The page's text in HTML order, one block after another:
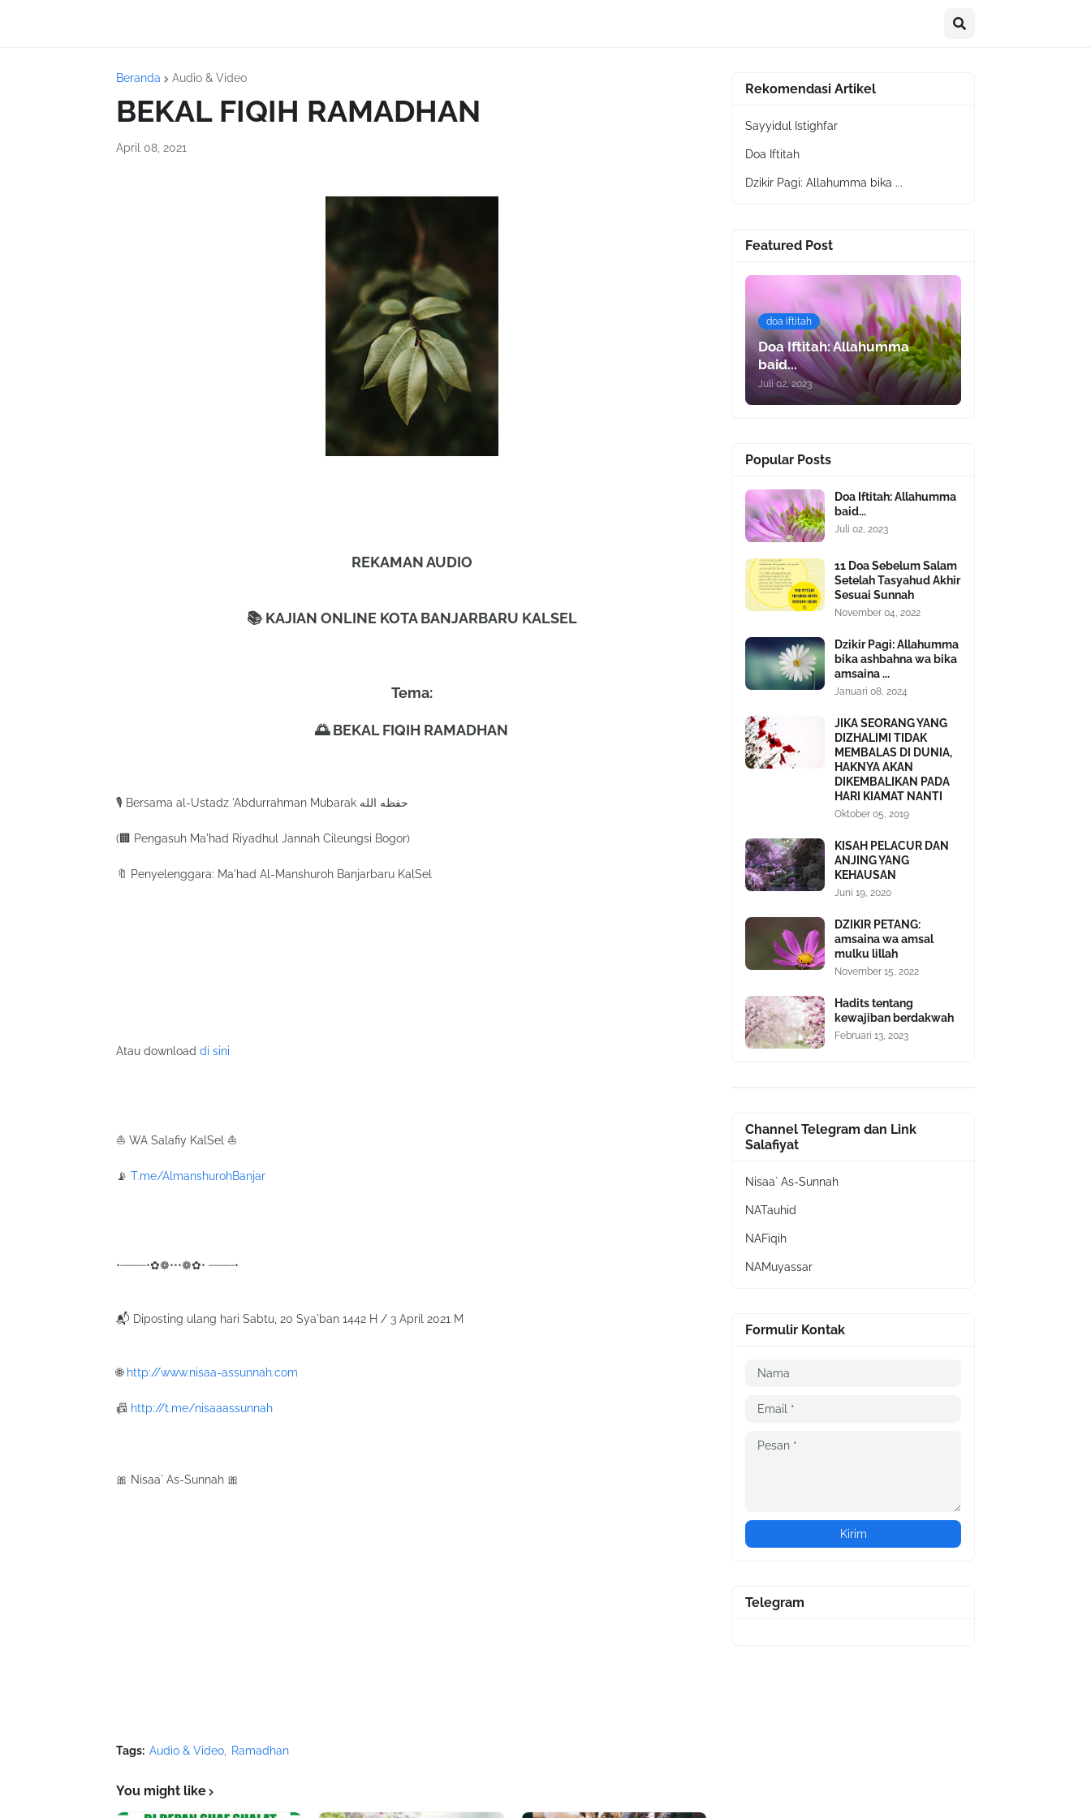
Beranda Audio & Video
BEKAL FIQIH RAMADHAN
April 08, 2021
REKAMAN AUDIO
📚 KAJIAN ONLINE KOTA BANJARBARU KALSEL
Tema:
🌅 BEKAL FIQIH RAMADHAN
🎙️ Bersama al-Ustadz 'Abdurrahman Mubarak حفظه الله
(🏢 Pengasuh Ma'had Riyadhul Jannah Cileungsi Bogor)
🔖 Penyelenggara: Ma'had Al-Manshuroh Banjarbaru KalSel
Atau download di sini
⛵ WA Salafiy KalSel ⛵
📡 T.me/AlmanshurohBanjar
•┈┈┈┈•✿❁•••❁✿• ┈┈┈┈•
📬 Diposting ulang hari Sabtu, 20 Sya'ban 1442 H / 3 April 2021 M
🌐 http://www.nisaa-assunnah.com
📠 http://t.me/nisaaassunnah
🎀 Nisaa` As-Sunnah 🎀
Tags: Audio & Video Ramadhan
You might like
Rekomendasi Artikel
Sayyidul Istighfar
Doa Iftitah
Dzikir Pagi: Allahumma bika ...
Featured Post
doa iftitah
Doa Iftitah: Allahumma
baid...
Juli 02, 2023
Popular Posts
Doa Iftitah: Allahumma
baid...
Juli 02, 2023
11 Doa Sebelum Salam
Setelah Tasyahud Akhir
Sesuai Sunnah
November 04, 2022
Dzikir Pagi: Allahumma
bika ashbahna wa bika
amsaina ...
Januari 08, 2024
JIKA SEORANG YANG
DIZHALIMI TIDAK
MEMBALAS DI DUNIA,
HAKNYA AKAN
DIKEMBALIKAN PADA
HARI KIAMAT NANTI
Oktober 05, 2019
KISAH PELACUR DAN
ANJING YANG
KEHAUSAN
Juni 19, 2020
DZIKIR PETANG:
amsaina wa amsal
mulku lillah
November 15, 2022
Hadits tentang
kewajiban berdakwah
Februari 13, 2023
Channel Telegram dan Link
Salafiyat
Nisaa` As-Sunnah
NATauhid
NAFiqih
NAMuyassar
Formulir Kontak
Telegram